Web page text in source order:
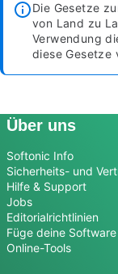
Die Gesetze
von Land zu
Verwendung
diese Gesetze
Über uns
Softonic Info
Sicherheits- und
Hilfe & Support
Jobs
Editorialrichtlinien
Füge deine
Online-Tools